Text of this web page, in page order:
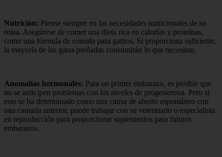
Nutrición: Piense siempre en las necesidades nutricionales de su
reina. Asegúrese de comer una dieta rica en calorías y proteínas,
como una fórmula de comida para gatitos. Si proporciona suficiente,
la mayoría de las gatas preñadas consumirán lo que necesitan.
Anomalías hormonales: Para un primer embarazo, es posible que
no se anticipen problemas con los niveles de progesterona. Pero si
esto se ha determinado como una causa de aborto espontáneo con
una camada anterior, puede trabajar con su veterinario o especialista
en reproducción para proporcionar suplementos para futuros
embarazos.